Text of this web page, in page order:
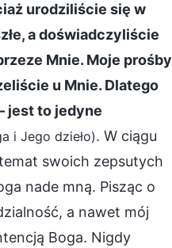
urodziliście się w
a doświadczyliście
Mnie. Moje prośby
u Mnie. Dlatego
jest to jedyne
i Jego dzieło). W ciągu
swoich zepsutych
nade mną. Pisząc o
a nawet mój
Boga. Nigdy